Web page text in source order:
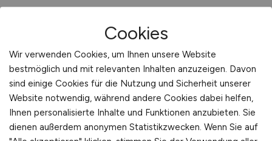
Arbeitsmediziner*in,
Betriebsmediziner*in oder Arzt/
Cookies
Wir verwenden Cookies, um Ihnen unsere Website
bestmöglich und mit relevanten Inhalten anzuzeigen. Davon
sind einige Cookies für die Nutzung und Sicherheit unserer
Website notwendig, während andere Cookies dabei helfen,
Ihnen personalisierte Inhalte und Funktionen anzubieten. Sie
dienen außerdem anonymen Statistikzwecken. Wenn Sie auf